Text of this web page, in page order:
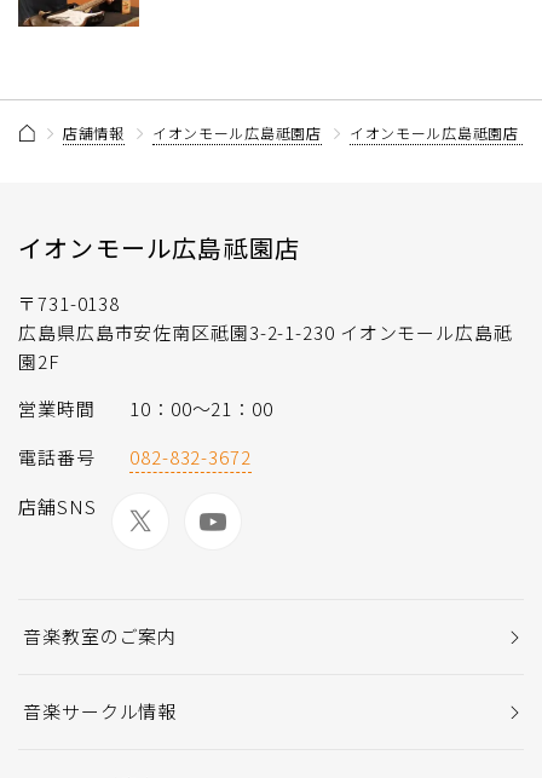
店舗情報 イオンモール広島祗園店 イオンモール広島祗園店
イオンモール広島祗園店
〒731-0138
広島県広島市安佐南区祗園3-2-1-230 イオンモール広島祗
園2F
営業時間
10：00～21：00
電話番号
082-832-3672
店舗SNS
音楽教室のご案内
音楽サークル情報